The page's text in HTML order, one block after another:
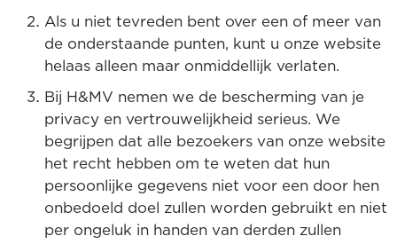
Als u niet tevreden bent over een of meer van
de onderstaande punten, kunt u onze website
helaas alleen maar onmiddellijk verlaten.
Bij H&MV nemen we de bescherming van je
privacy en vertrouwelijkheid serieus. We
begrijpen dat alle bezoekers van onze website
het recht hebben om te weten dat hun
persoonlijke gegevens niet voor een door hen
onbedoeld doel zullen worden gebruikt en niet
per ongeluk in handen van derden zullen